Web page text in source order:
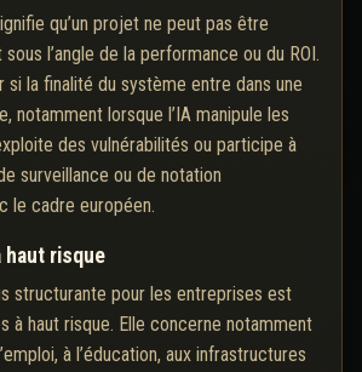
qu’un projet ne peut pas être
l’angle de la performance ou du ROI.
si la finalité du système entre dans une
notamment lorsque l’IA manipule les
des vulnérabilités ou participe à
surveillance ou de notation
le cadre européen.
haut risque
structurante pour les entreprises est
à haut risque. Elle concerne notamment
à l’éducation, aux infrastructures